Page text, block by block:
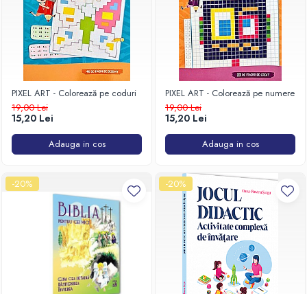
PIXEL ART - Colorează pe coduri
19,00 Lei
15,20 Lei
Adauga in cos
PIXEL ART - Colorează pe numere
19,00 Lei
15,20 Lei
Adauga in cos
-20% -20%